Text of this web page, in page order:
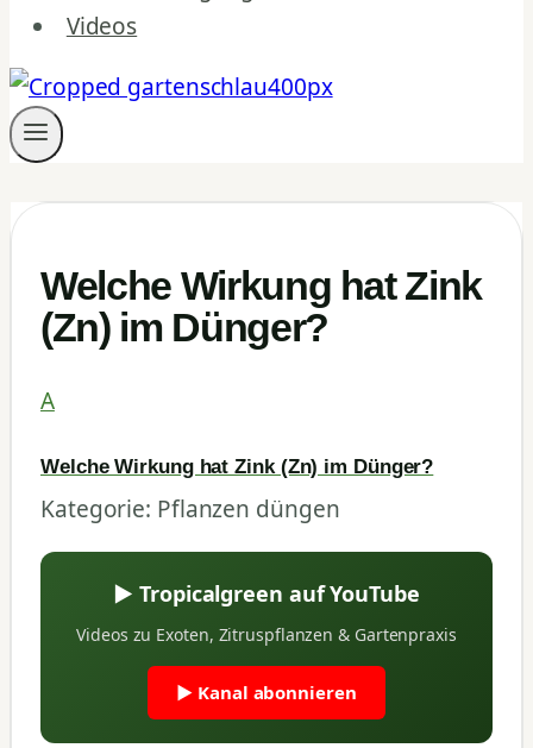
Videos
Welche Wirkung hat Zink
(Zn) im Dünger?
A
Welche Wirkung hat Zink (Zn) im Dünger?
Kategorie: Pflanzen düngen
▶ Tropicalgreen auf YouTube
Videos zu Exoten, Zitruspflanzen & Gartenpraxis
▶ Kanal abonnieren